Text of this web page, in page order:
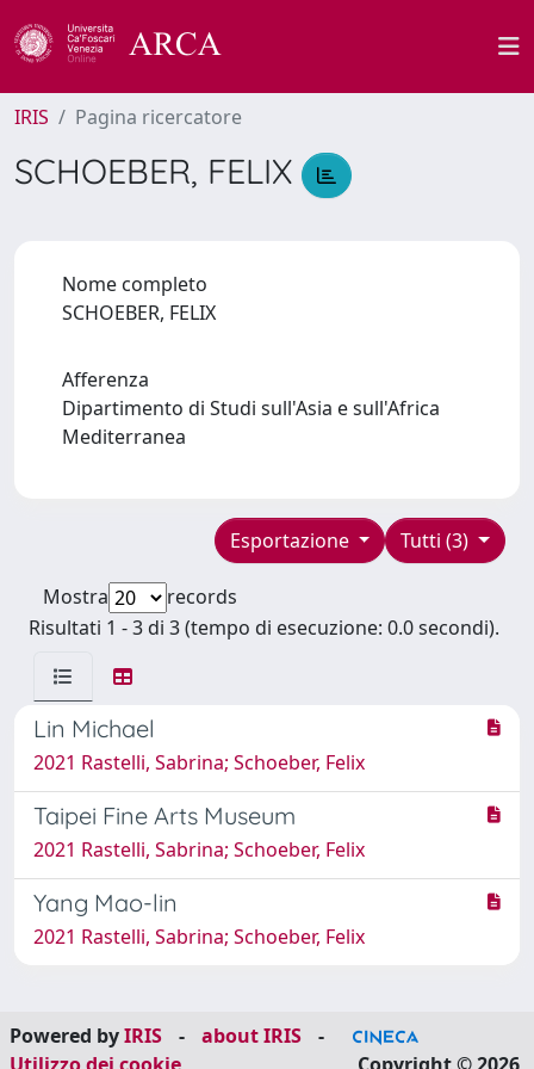
IRIS Pagina ricercatore
SCHOEBER, FELIX
Nome completo
SCHOEBER, FELIX
Afferenza
Dipartimento di Studi sull'Asia e sull'Africa
Mediterranea
Tutti (3)
Esportazione
Mostra
records
Risultati 1 - 3 di 3 (tempo di esecuzione: 0.0 secondi).
Lin Michael
2021 Rastelli, Sabrina; Schoeber, Felix
Taipei Fine Arts Museum
2021 Rastelli, Sabrina; Schoeber, Felix
Yang Mao-lin
2021 Rastelli, Sabrina; Schoeber, Felix
Powered byIRIS - about IRIS
-